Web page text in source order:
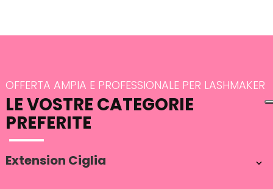
OFFERTA AMPIA E PROFESSIONALE PER LASHMAKER
LE VOSTRE CATEGORIE
PREFERITE
Extension Ciglia 